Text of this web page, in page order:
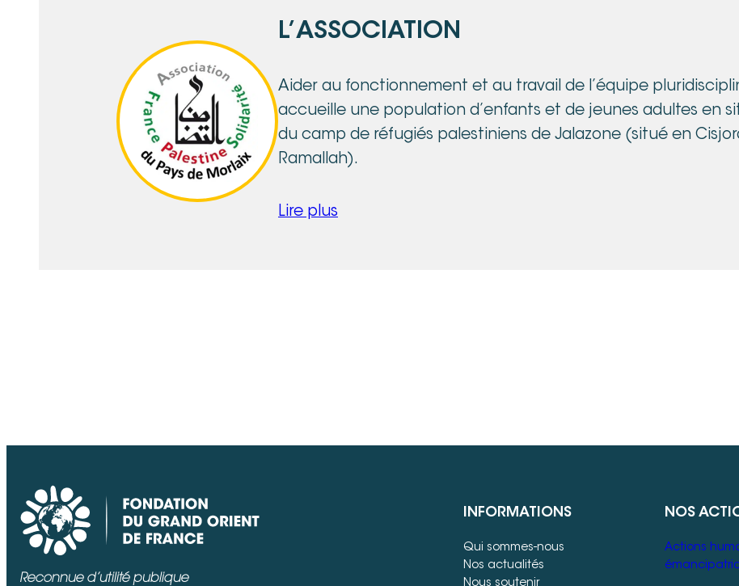
L’ASSOCIATION
Aider au fonctionnement et au travail de l’équipe
accueille une population d’enfants et de jeunes adultes en
du camp de réfugiés palestiniens de Jalazone (situé en
Ramallah).
Lire plus
Reconnue d’utilité publique
INFORMATIONS
Qui sommes-nous
Nos actualités
Nous soutenir
NOS
Actions